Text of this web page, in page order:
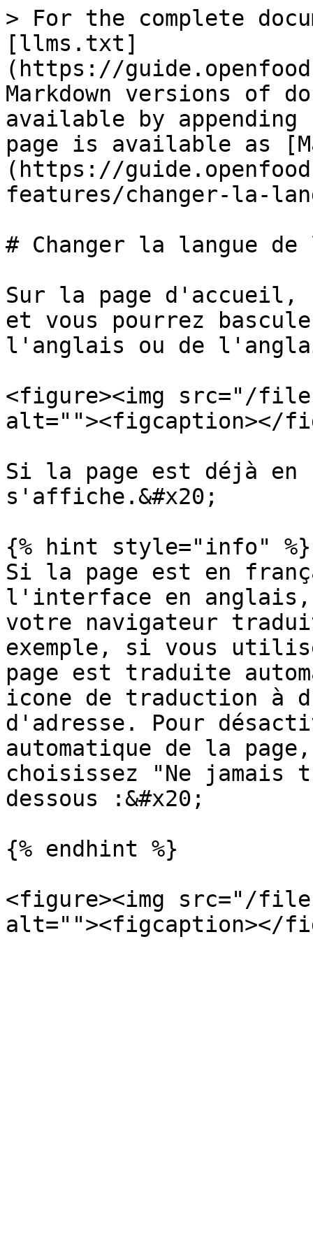
> For the complete
[llms.txt]
(https://
Markdown versions of
available by
page is available as
(https://
features/changer-la-
# Changer la langue
Sur la page d'accueil,
et vous pourrez
l'anglais ou de
<figure><img src="/files/
alt=""><figcaption></
Si la page est déjà
s'affiche.&#x20;
{% hint style="info" %}
Si la page est en
l'interface en anglais,
votre navigateur
exemple, si vous
page est traduite
icone de traduction à
d'adresse. Pour
automatique de la
choisissez "Ne jamais
dessous :&#x20;
{% endhint %}
<figure><img src="/files/